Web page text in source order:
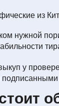
нужной
у